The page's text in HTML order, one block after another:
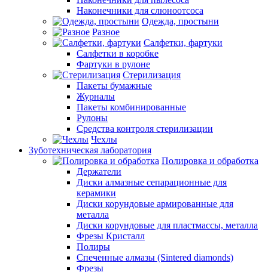
Наконечники для слюноотсоса
Одежда, простыни
Разное
Салфетки, фартуки
Салфетки в коробке
Фартуки в рулоне
Стерилизация
Пакеты бумажные
Журналы
Пакеты комбинированные
Рулоны
Средства контроля стерилизации
Чехлы
Зуботехническая лаборатория
Полировка и обработка
Держатели
Диски алмазные сепарационные для
керамики
Диски корундовые армированные для
металла
Диски корундовые для пластмассы, металла
Фрезы Кристалл
Полиры
Спеченные алмазы (Sintered diamonds)
Фрезы